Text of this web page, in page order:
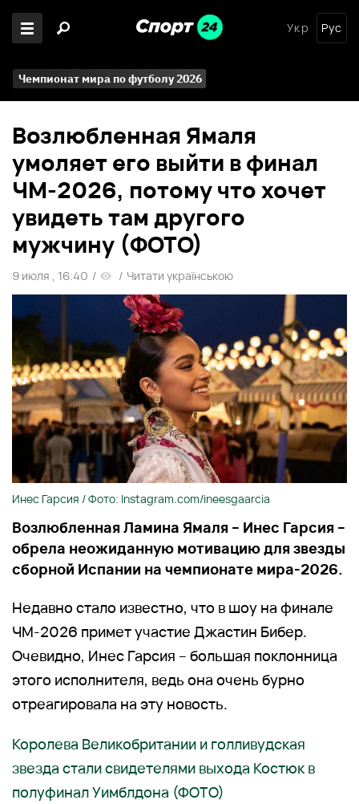
Укр Рус
Чемпионат мира по футболу 2026
Возлюбленная Ямаля
умоляет его выйти в финал
ЧМ-2026, потому что хочет
увидеть там другого
мужчину (ФОТО)
9 июля , 16:40 / / Читати українською
Инес Гарсия / Фото: Instagram.com/ineesgaarcia
Возлюбленная Ламина Ямаля – Инес Гарсия –
обрела неожиданную мотивацию для звезды
сборной Испании на чемпионате мира-2026.
Недавно стало известно, что в шоу на финале
ЧМ-2026 примет участие Джастин Бибер.
Очевидно, Инес Гарсия – большая поклонница
этого исполнителя, ведь она очень бурно
отреагировала на эту новость.
Королева Великобритании и голливудская
звезда стали свидетелями выхода Костюк в
полуфинал Уимблдона (ФОТО)